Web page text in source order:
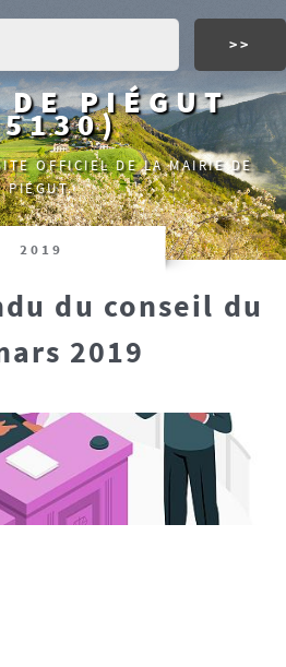
PIÉGUT
OFFICIEL DE LA MAIRIE DE
PIÉGUT.
2019
du conseil du
2019